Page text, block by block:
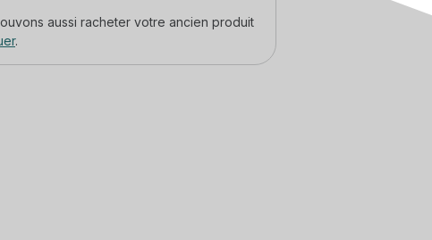
aussi racheter votre ancien produit
.